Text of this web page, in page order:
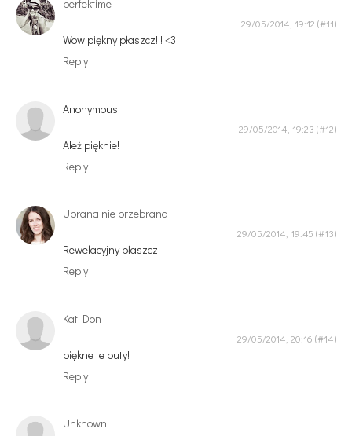
perfektime
29/05/2014, 19:12
Wow piękny płaszcz!!! <3
Reply
Anonymous
29/05/2014, 19:23
Ależ pięknie!
Reply
Ubrana nie przebrana
29/05/2014, 19:45
Rewelacyjny płaszcz!
Reply
Kat Don
29/05/2014, 20:16
piękne te buty!
Reply
Unknown